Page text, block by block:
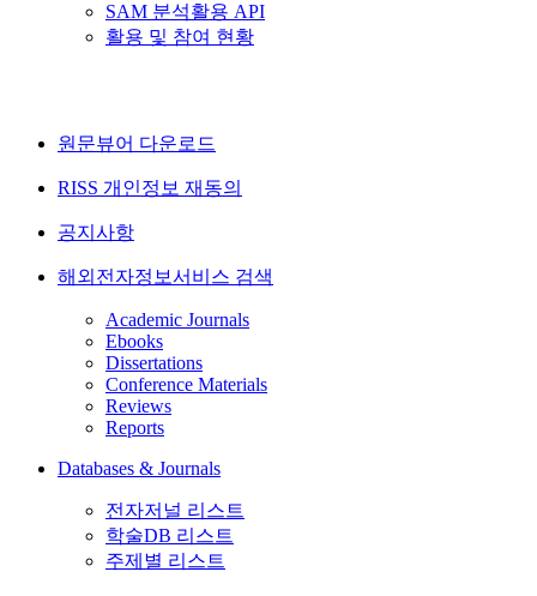
SAM 분석활용 API
활용 및 참여 현황
원문뷰어 다운로드
RISS 개인정보 재동의
공지사항
해외전자정보서비스 검색
Academic Journals
Ebooks
Dissertations
Conference Materials
Reviews
Reports
Databases & Journals
전자저널 리스트
학술DB 리스트
주제별 리스트